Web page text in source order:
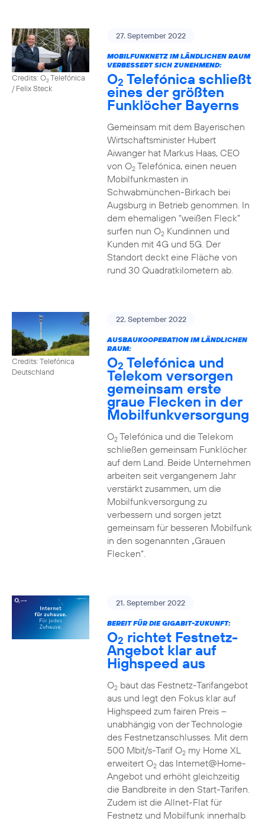
Credits: O2Telefónica
/ Felix Steck
27. September 2022
MOBILFUNKNETZ IM LÄNDLICHEN RAUM
VERBESSERT SICH ZUNEHMEND:
O2 Telefónica schließt
eines der größten
Funklöcher Bayerns
Gemeinsam mit dem Bayerischen
Wirtschaftsminister Hubert
Aiwanger hat Markus Haas, CEO
von O2Telefónica, einen neuen
Mobilfunkmasten in
Schwabmünchen-Birkach bei
Augsburg in Betrieb genommen. In
dem ehemaligen “weißen Fleck”
surfen nun O2Kundinnen und
Kunden mit 4G und 5G. Der
Standort deckt eine Fläche von
rund 30 Quadratkilometern ab.
Credits: Telefónica
Deutschland
22. September 2022
AUSBAUKOOPERATION IM LÄNDLICHEN
RAUM:
O2 Telefónica und
Telekom versorgen
gemeinsam erste
graue Flecken in der
Mobilfunkversorgung
O2Telefónica und die Telekom
schließen gemeinsam Funklöcher
auf dem Land. Beide Unternehmen
arbeiten seit vergangenem Jahr
verstärkt zusammen, um die
Mobilfunkversorgung zu
verbessern und sorgen jetzt
gemeinsam für besseren Mobilfunk
in den sogenannten „Grauen
Flecken“.
21. September 2022
BEREIT FÜR DIE GIGABIT-ZUKUNFT:
O2 richtet Festnetz-
Angebot klar auf
Highspeed aus
O2baut das Festnetz-Tarifangebot
aus und legt den Fokus klar auf
Highspeed zum fairen Preis –
unabhängig von der Technologie
des Festnetzanschlusses. Mit dem
500 Mbit/s-Tarif O2my Home XL
erweitert O2das Internet@Home-
Angebot und erhöht gleichzeitig
die Bandbreite in den Start-Tarifen.
Zudem ist die Allnet-Flat für
Festnetz und Mobilfunk innerhalb